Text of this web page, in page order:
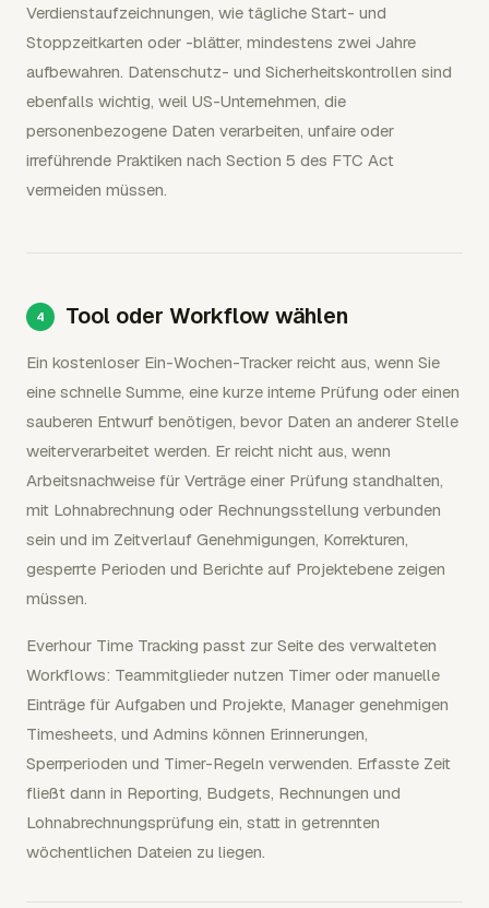
Verdienstaufzeichnungen, wie tägliche Start- und
Stoppzeitkarten oder -blätter, mindestens zwei Jahre
aufbewahren. Datenschutz- und Sicherheitskontrollen sind
ebenfalls wichtig, weil US-Unternehmen, die
personenbezogene Daten verarbeiten, unfaire oder
irreführende Praktiken nach Section 5 des FTC Act
vermeiden müssen.
Tool oder Workflow wählen
Ein kostenloser Ein-Wochen-Tracker reicht aus, wenn Sie
eine schnelle Summe, eine kurze interne Prüfung oder einen
sauberen Entwurf benötigen, bevor Daten an anderer Stelle
weiterverarbeitet werden. Er reicht nicht aus, wenn
Arbeitsnachweise für Verträge einer Prüfung standhalten,
mit Lohnabrechnung oder Rechnungsstellung verbunden
sein und im Zeitverlauf Genehmigungen, Korrekturen,
gesperrte Perioden und Berichte auf Projektebene zeigen
müssen.
Everhour Time Tracking passt zur Seite des verwalteten
Workflows: Teammitglieder nutzen Timer oder manuelle
Einträge für Aufgaben und Projekte, Manager genehmigen
Timesheets, und Admins können Erinnerungen,
Sperrperioden und Timer-Regeln verwenden. Erfasste Zeit
fließt dann in Reporting, Budgets, Rechnungen und
Lohnabrechnungsprüfung ein, statt in getrennten
wöchentlichen Dateien zu liegen.